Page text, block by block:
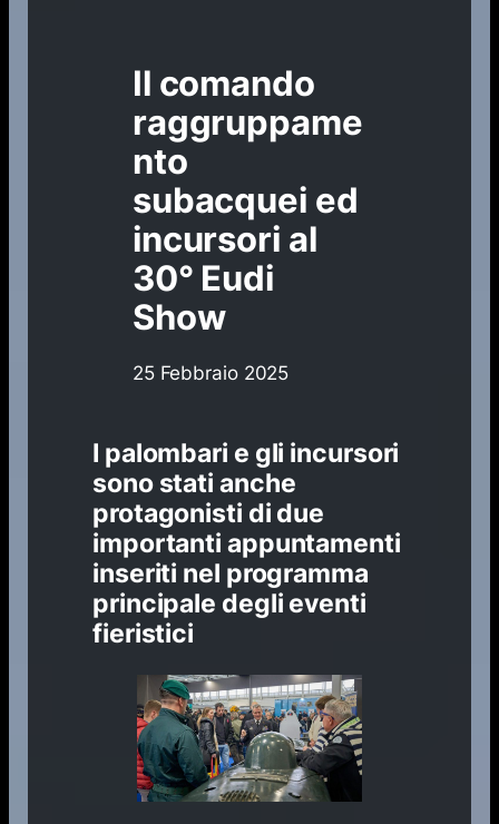
Il comando
raggruppame
nto
subacquei ed
incursori al
30° Eudi
Show
25 Febbraio 2025
I palombari e gli incursori
sono stati anche
protagonisti di due
importanti appuntamenti
inseriti nel programma
principale degli eventi
fieristici